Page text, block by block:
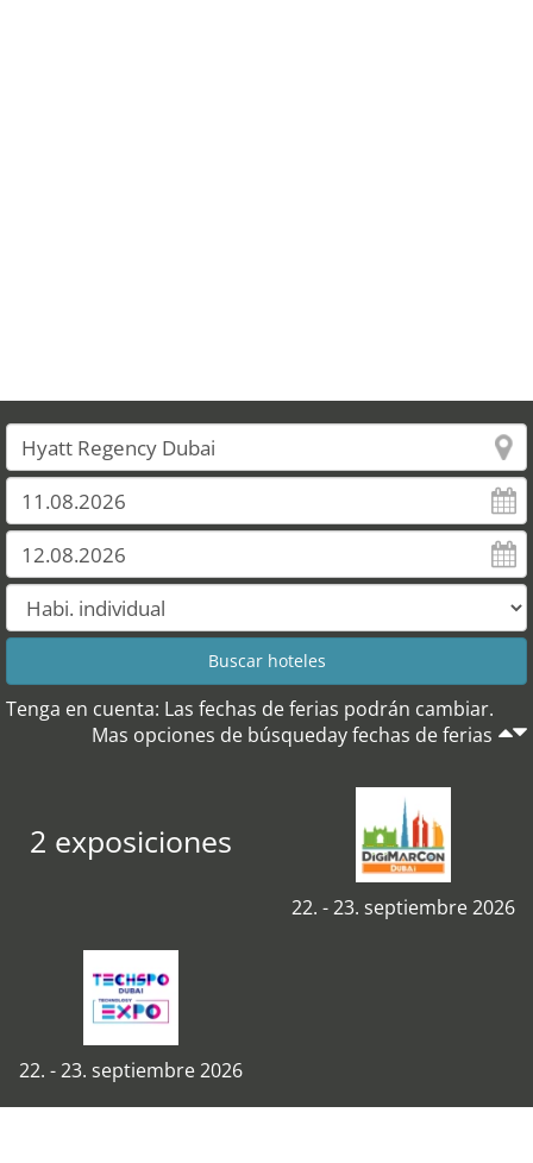
Tenga en cuenta: Las fechas de ferias podrán cambiar.
Mas opciones de búsqueday fechas de ferias
2 exposiciones
22. - 23. septiembre 2026
22. - 23. septiembre 2026